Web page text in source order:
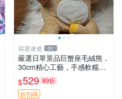
福運連連 31
嚴選日單景品巨蟹座毛絨熊，
30cm精心工藝，手感軟糯推
薦收藏送人 巨蟹座 毛絨玩具
精緻做工
$529 89折
折扣碼